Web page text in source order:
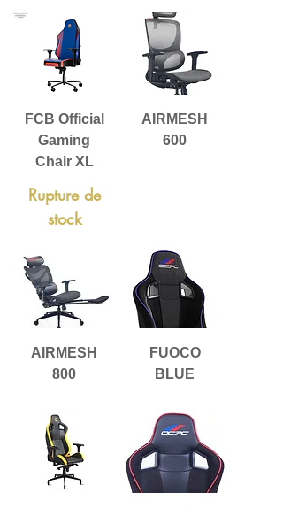
FCB Official
Gaming
Chair XL
Rupture de
stock
AIRMESH
600
AIRMESH
800
FUOCO
BLUE